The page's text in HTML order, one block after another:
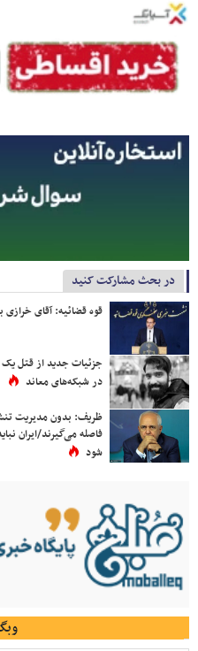
در بحث مشارکت کنید
قوه قضائیه: آقای
جزئیات جدید از قتل
در شبکه‌های معاند
ظریف: بدون مدیریت تنش
فاصله می‌گیرند/ایران
شود